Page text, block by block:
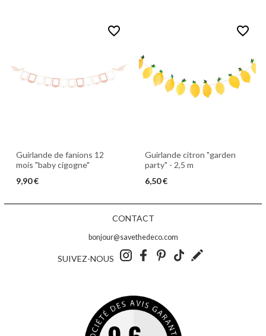
favorite_border
Guirlande de fanions 12
mois "baby cigogne"
9,90 €
favorite_border
Guirlande citron "garden
party" - 2,5 m
6,50 €
CONTACT
bonjour@savethedeco.com
SUIVEZ-NOUS